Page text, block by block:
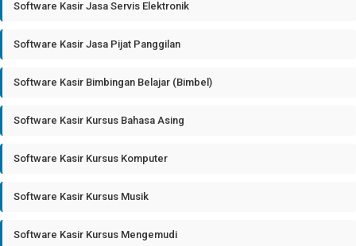
Software Kasir Jasa Servis Elektronik
Software Kasir Jasa Pijat Panggilan
Software Kasir Bimbingan Belajar (Bimbel)
Software Kasir Kursus Bahasa Asing
Software Kasir Kursus Komputer
Software Kasir Kursus Musik
Software Kasir Kursus Mengemudi